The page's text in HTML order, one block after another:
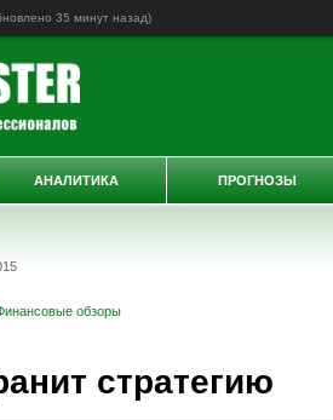
35 минут назад)
обзоры
стратегию
АНАЛИТИКА ПРОГНОЗЫ